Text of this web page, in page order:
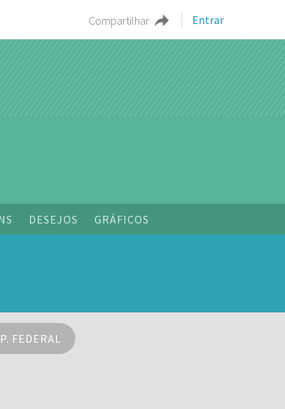
Compartilhar Entrar
DESEJOS GRÁFICOS
FEDERAL